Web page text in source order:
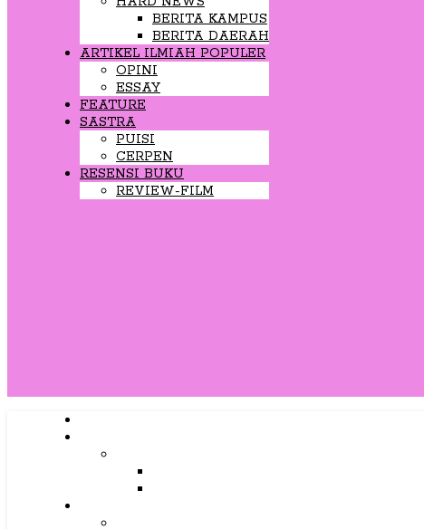
BERITA KAMPUS
BERITA DAERAH
ARTIKEL ILMIAH POPULER
OPINI
ESSAY
FEATURE
SASTRA
PUISI
CERPEN
RESENSI BUKU
REVIEW-FILM